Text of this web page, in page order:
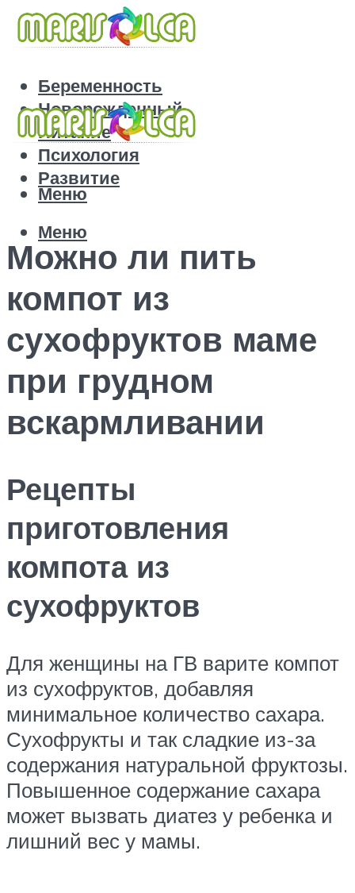
Беременность
Новорожденный
Питание
Психология
Развитие
Меню
Меню
Можно ли пить
компот из
сухофруктов маме
при грудном
вскармливании
Рецепты
приготовления
компота из
сухофруктов
Для женщины на ГВ варите компот
из сухофруктов, добавляя
минимальное количество сахара.
Сухофрукты и так сладкие из-за
содержания натуральной фруктозы.
Повышенное содержание сахара
может вызвать диатез у ребенка и
лишний вес у мамы.